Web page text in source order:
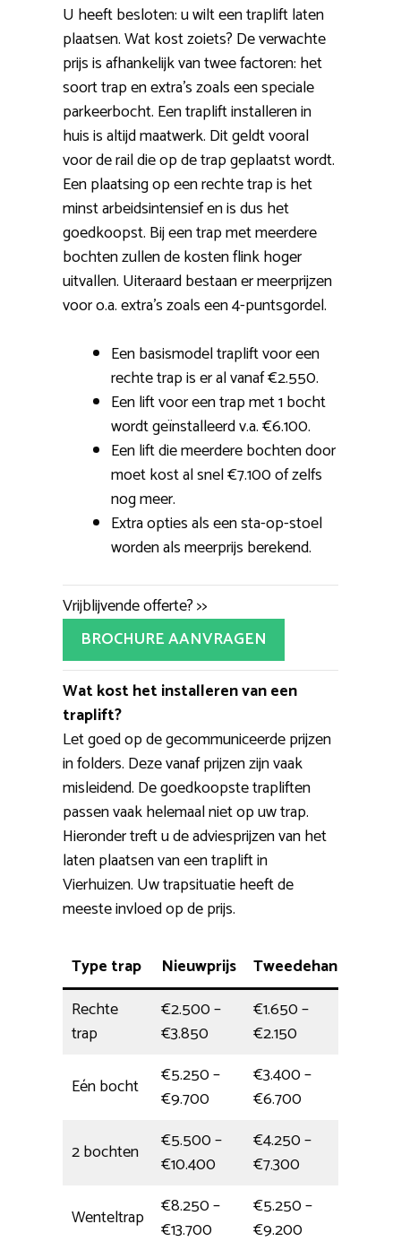
U heeft besloten: u wilt een traplift laten
plaatsen. Wat kost zoiets? De verwachte
prijs is afhankelijk van twee factoren: het
soort trap en extra’s zoals een speciale
parkeerbocht. Een traplift installeren in
huis is altijd maatwerk. Dit geldt vooral
voor de rail die op de trap geplaatst wordt.
Een plaatsing op een rechte trap is het
minst arbeidsintensief en is dus het
goedkoopst. Bij een trap met meerdere
bochten zullen de kosten flink hoger
uitvallen. Uiteraard bestaan er meerprijzen
voor o.a. extra’s zoals een 4-puntsgordel.
Een basismodel traplift voor een
rechte trap is er al vanaf €2.550.
Een lift voor een trap met 1 bocht
wordt geïnstalleerd v.a. €6.100.
Een lift die meerdere bochten door
moet kost al snel €7.100 of zelfs
nog meer.
Extra opties als een sta-op-stoel
worden als meerprijs berekend.
Vrijblijvende offerte? >>
BROCHURE AANVRAGEN
Wat kost het installeren van een
traplift?
Let goed op de gecommuniceerde prijzen
in folders. Deze vanaf prijzen zijn vaak
misleidend. De goedkoopste trapliften
passen vaak helemaal niet op uw trap.
Hieronder treft u de adviesprijzen van het
laten plaatsen van een traplift in
Vierhuizen. Uw trapsituatie heeft de
meeste invloed op de prijs.
Type trap Nieuwprijs Tweedehands
Rechte
trap
€2.500 –
€3.850
€1.650 –
€2.150
Eén bocht
€5.250 –
€9.700
€3.400 –
€6.700
2 bochten
€5.500 –
€10.400
€4.250 –
€7.300
Wenteltrap
€8.250 –
€13.700
€5.250 –
€9.200